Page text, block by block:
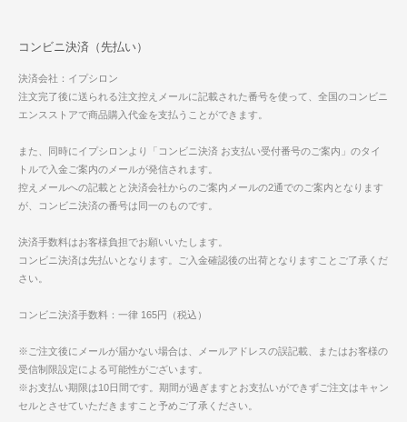
コンビニ決済（先払い）
決済会社：イプシロン
注文完了後に送られる注文控えメールに記載された番号を使って、全国のコンビニ
エンスストアで商品購入代金を支払うことができます。
また、同時にイプシロンより「コンビニ決済 お支払い受付番号のご案内」のタイ
トルで入金ご案内のメールが発信されます。
控えメールへの記載とと決済会社からのご案内メールの2通でのご案内となります
が、コンビニ決済の番号は同一のものです。
決済手数料はお客様負担でお願いいたします。
コンビニ決済は先払いとなります。ご入金確認後の出荷となりますことご了承くだ
さい。
コンビニ決済手数料：一律 165円（税込）
※ご注文後にメールが届かない場合は、メールアドレスの誤記載、またはお客様の
受信制限設定による可能性がございます。
※お支払い期限は10日間です。期間が過ぎますとお支払いができずご注文はキャン
セルとさせていただきますこと予めご了承ください。